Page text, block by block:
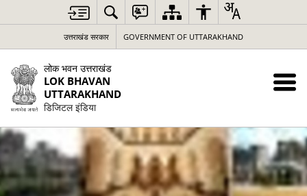
उत्तराखंड सरकार GOVERNMENT OF UTTARAKHAND
लोक भवन उत्तराखंड
LOK BHAVAN
UTTARAKHAND
डिजिटल इंडिया